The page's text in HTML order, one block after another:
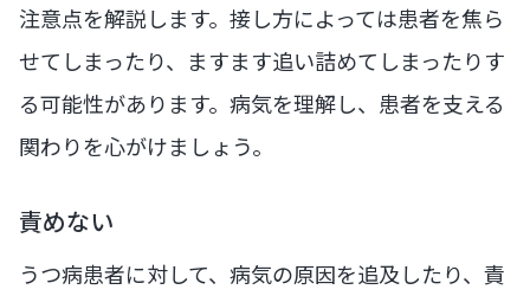
注意点を解説します。接し方によっては患者を焦ら
せてしまったり、ますます追い詰めてしまったりす
る可能性があります。病気を理解し、患者を支える
関わりを心がけましょう。
責めない
うつ病患者に対して、病気の原因を追及したり、責